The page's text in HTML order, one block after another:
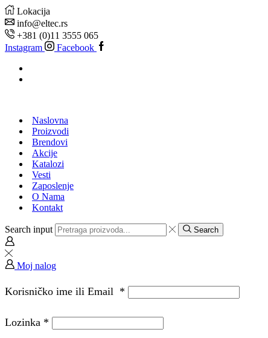
Lokacija
info@eltec.rs
+381 (0)11 3555 065
Instagram
Facebook
Naslovna
Proizvodi
Brendovi
Akcije
Katalozi
Vesti
Zaposlenje
O Nama
Kontakt
Search input Search
Moj nalog
Korisničko ime ili Email *
Lozinka *